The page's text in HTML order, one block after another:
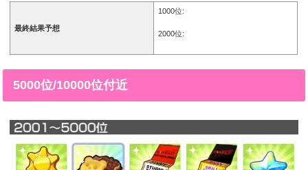
最終結果予想
1000位:
2000位:
5000位/10000位付近